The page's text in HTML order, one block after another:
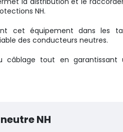
NH.
cet équipement dans les
des conducteurs neutres.
câblage tout en garantissant
NH